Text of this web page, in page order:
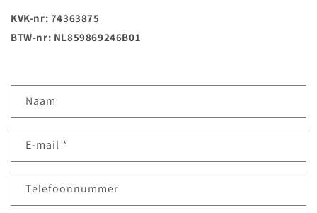
KVK-nr: 74363875
BTW-nr: NL859869246B01
n
a
t
Naam
E‑mail *
Telefoonnummer